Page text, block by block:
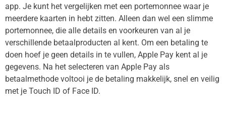
app. Je kunt het vergelijken met een portemonnee waar je
meerdere kaarten in hebt zitten. Alleen dan wel een slimme
portemonnee, die alle details en voorkeuren van al je
verschillende betaalproducten al kent. Om een betaling te
doen hoef je geen details in te vullen, Apple Pay kent al je
gegevens. Na het selecteren van Apple Pay als
betaalmethode voltooi je de betaling makkelijk, snel en veilig
met je Touch ID of Face ID.